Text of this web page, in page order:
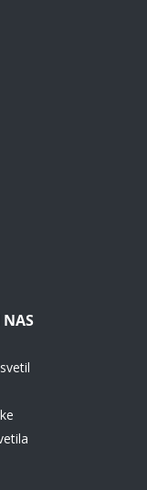
NAS